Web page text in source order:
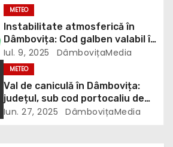
METEO
Instabilitate atmosferică în
Dâmbovița: Cod galben valabil în
județ
Iul. 9, 2025 DâmbovițaMedia
METEO
Val de caniculă în Dâmbovița:
județul, sub cod portocaliu de
temperaturi extreme
Iun. 27, 2025 DâmbovițaMedia